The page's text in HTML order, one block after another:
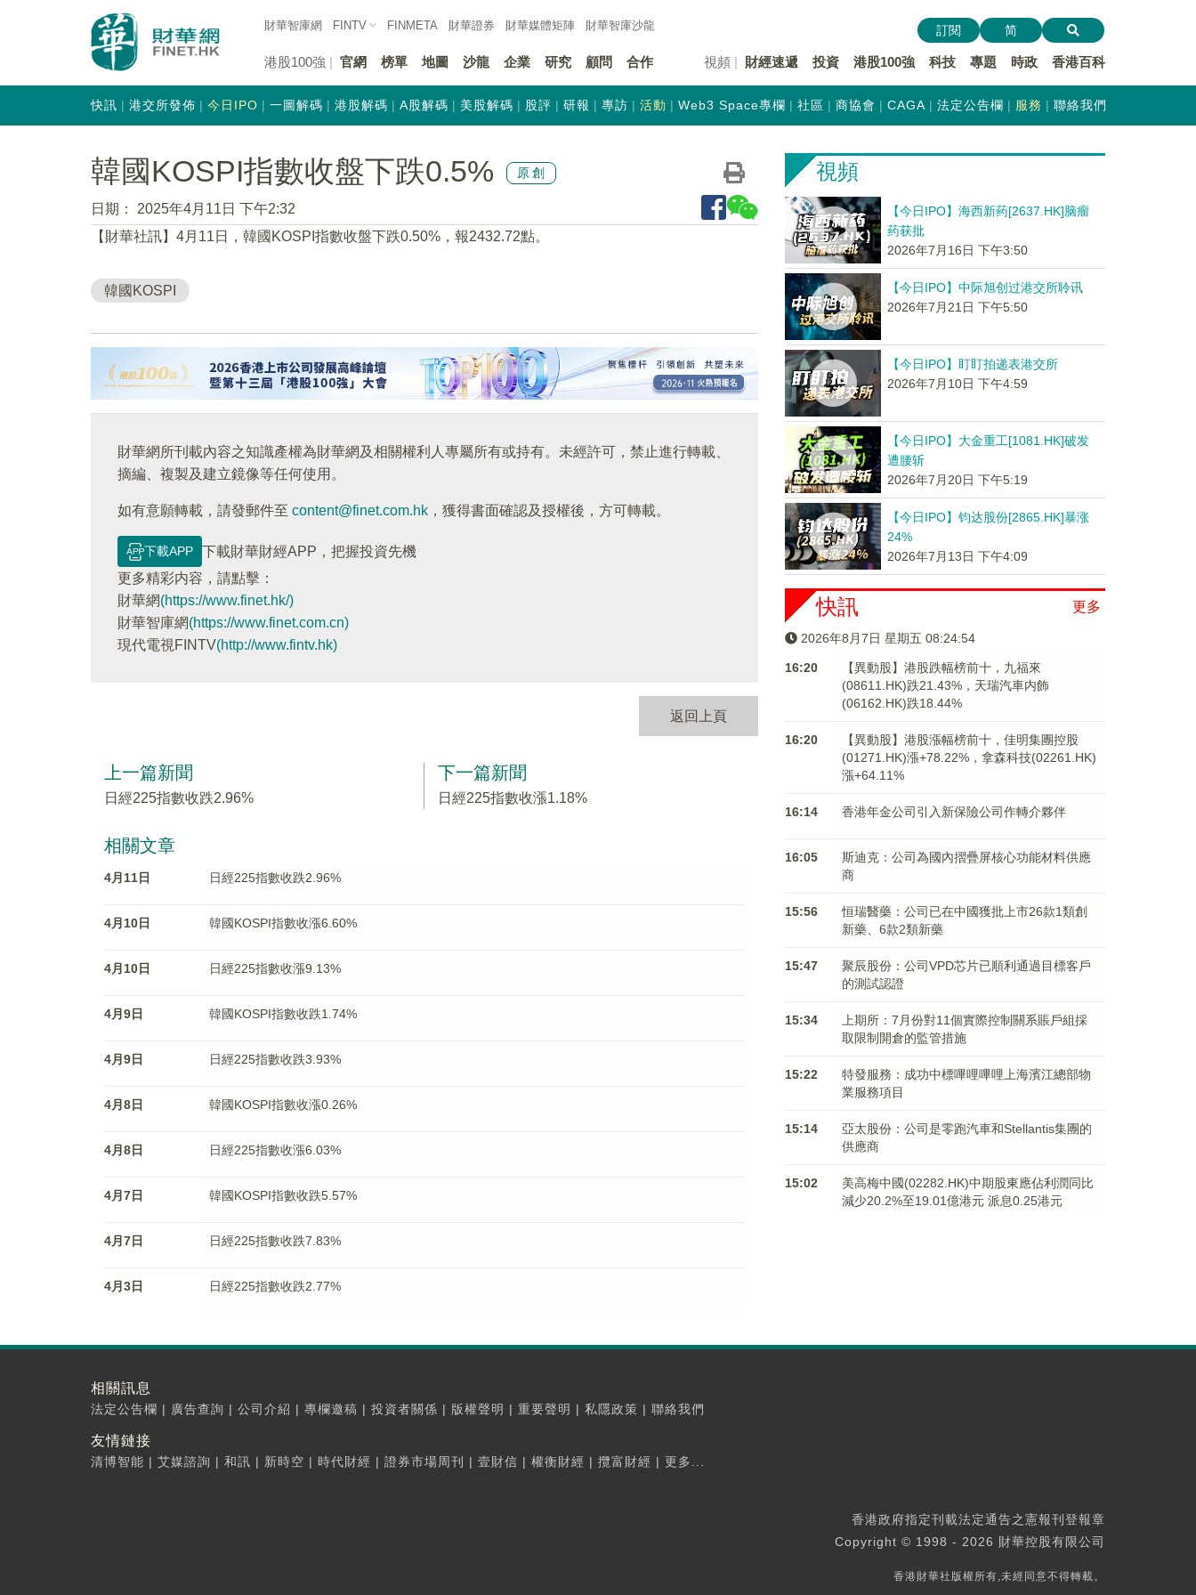
財華智庫網 FINTV FINMETA 財華證券 財華媒體矩陣 財華智庫沙龍
港股100強 官網 榜單 地圖 沙龍 企業 研究 顧問 合作 視頻 財經速遞 投資 港股100強 科技 專題 時政 香港百科
訂閱 简
快訊 港交所發佈 今日IPO 一圖解碼 港股解碼 A股解碼 美股解碼 股評 研報 專訪 活動 Web3 Space專欄 社區 商協會 CAGA 法定公告欄 服務 聯絡我們
韓國KOSPI指數收盤下跌0.5% 原創
日期：
2025年4月11日 下午2:32
【財華社訊】4月11日，韓國KOSPI指數收盤下跌0.50%，報2432.72點。
韓國KOSPI
財華網所刊載內容之知識產權為財華網及相關權利人專屬所有或持有。未經許可，禁止進行轉載、
摘編、複製及建立鏡像等任何使用。
如有意願轉載，請發郵件至 content@finet.com.hk ，獲得書面確認及授權後，方可轉載。
下載APP
下載財華財經APP，把握投資先機
更多精彩内容，請點擊：
財華網(https://www.finet.hk/)
財華智庫網(https://www.finet.com.cn)
現代電視FINTV(http://www.fintv.hk)
返回上頁
上一篇新聞
日經225指數收跌2.96%
下一篇新聞
日經225指數收漲1.18%
相關文章
4月11日 日經225指數收跌2.96%
4月10日 韓國KOSPI指數收漲6.60%
4月10日 日經225指數收漲9.13%
4月9日 韓國KOSPI指數收跌1.74%
4月9日 日經225指數收跌3.93%
4月8日 韓國KOSPI指數收漲0.26%
4月8日 日經225指數收漲6.03%
4月7日 韓國KOSPI指數收跌5.57%
4月7日 日經225指數收跌7.83%
4月3日 日經225指數收跌2.77%
視頻
【今日IPO】海西新药[2637.HK]脑瘤
药获批
2026年7月16日 下午3:50
【今日IPO】中际旭创过港交所聆讯
2026年7月21日 下午5:50
【今日IPO】盯盯拍递表港交所
2026年7月10日 下午4:59
【今日IPO】大金重工[1081.HK]破发
遭腰斩
2026年7月20日 下午5:19
【今日IPO】钧达股份[2865.HK]暴涨
24%
2026年7月13日 下午4:09
更多
快訊
2026年8月7日 星期五 08:24:54
16:20
【異動股】港股跌幅榜前十，九福來
(08611.HK)跌21.43%，天瑞汽車内飾
(06162.HK)跌18.44%
16:20
【異動股】港股漲幅榜前十，佳明集團控股
(01271.HK)漲+78.22%，拿森科技(02261.HK)
漲+64.11%
16:14 香港年金公司引入新保險公司作轉介夥伴
16:05
斯迪克：公司為國內摺疊屏核心功能材料供應
商
15:56
恒瑞醫藥：公司已在中國獲批上市26款1類創
新藥、6款2類新藥
15:47
聚辰股份：公司VPD芯片已順利通過目標客戶
的測試認證
15:34
上期所：7月份對11個實際控制關系賬戶組採
取限制開倉的監管措施
15:22
特發服務：成功中標嗶哩嗶哩上海濱江總部物
業服務項目
15:14
亞太股份：公司是零跑汽車和Stellantis集團的
供應商
15:02
美高梅中國(02282.HK)中期股東應佔利潤同比
減少20.2%至19.01億港元 派息0.25港元
相關訊息
法定公告欄 | 廣告查詢 | 公司介紹 | 專欄邀稿 | 投資者關係 | 版權聲明 | 重要聲明 | 私隱政策 | 聯絡我們
友情鏈接
清博智能 | 艾媒諮詢 | 和訊 | 新時空 | 時代財經 | 證券市場周刊 | 壹財信 | 權衡財經 | 攬富財經 | 更多...
香港政府指定刊載法定通告之憲報刊登報章
Copyright © 1998 - 2026 財華控股有限公司
香港財華社版權所有,未經同意不得轉載。